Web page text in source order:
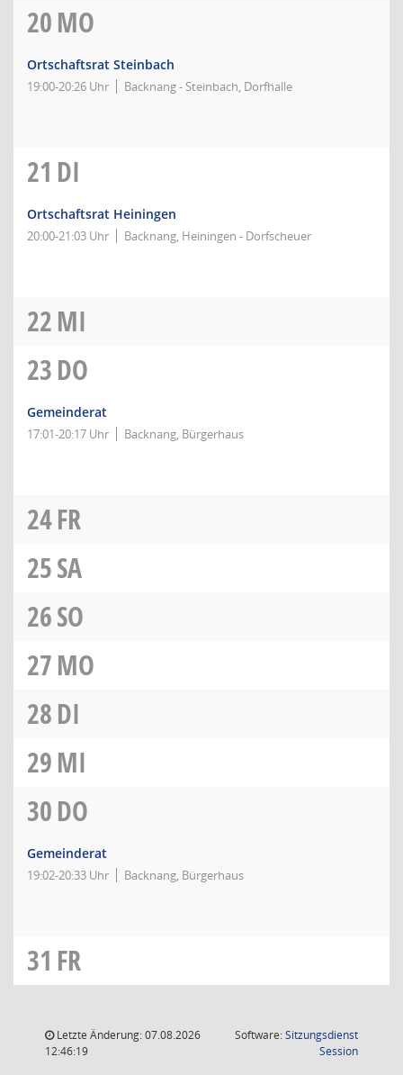
20MO
Ortschaftsrat Steinbach
19:00-20:26 Uhr Backnang - Steinbach, Dorfhalle
21 DI
Ortschaftsrat Heiningen
20:00-21:03 Uhr Backnang, Heiningen - Dorfscheuer
22MI
23DO
Gemeinderat
17:01-20:17 Uhr Backnang, Bürgerhaus
24FR
25SA
26SO
27MO
28DI
29MI
30DO
Gemeinderat
19:02-20:33 Uhr Backnang, Bürgerhaus
31 FR
Letzte Änderung: 07.08.2026
12:46:19
Software:Sitzungsdienst
Session(Wird in